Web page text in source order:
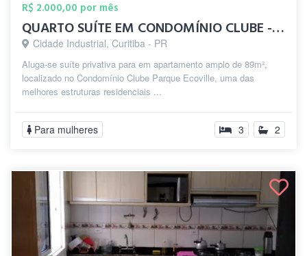
R$ 2.000,00 por mês
QUARTO SUÍTE EM CONDOMÍNIO CLUBE - ECOV...
Cidade Industrial, Curitiba - PR
Aluga-se suíte privativa para em apartamento amplo de 89m²,
localizado no Condomínio Clube Parque Ecoville, uma das
melhores estruturas residenciais ...
Para mulheres 3 2